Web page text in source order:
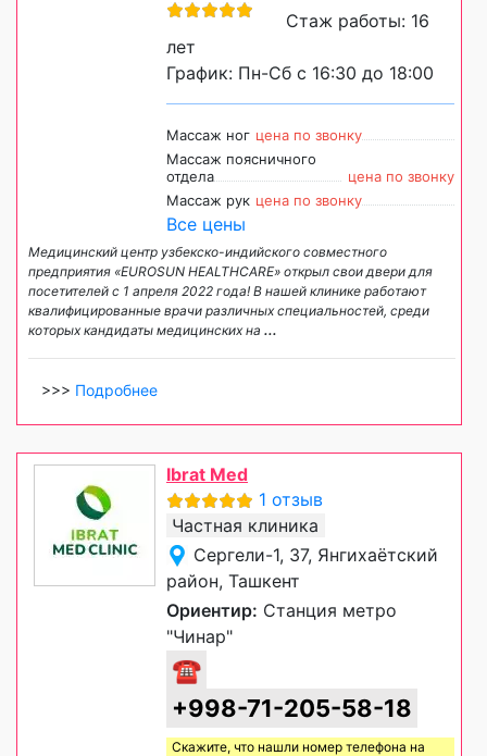
Стаж работы: 16
лет
График: Пн-Сб с 16:30 до 18:00
Массаж ног цена по звонку
Массаж поясничного
отдела
цена по звонку
Массаж рук цена по звонку
Все цены
Медицинский центр узбекско-индийского совместного
предприятия «EUROSUN HEALTHCARE» открыл свои двери для
посетителей с 1 апреля 2022 года! В нашей клинике работают
квалифицированные врачи различных специальностей, среди
которых кандидаты медицинских на ...
>>> Подробнее
Ibrat Med
1 отзыв
Частная клиника
Сергели-1, 37, Янгихаётский
район, Ташкент
Ориентир: Станция метро
"Чинар"
☎
+998-71-205-58-18
Скажите, что нашли номер телефона на